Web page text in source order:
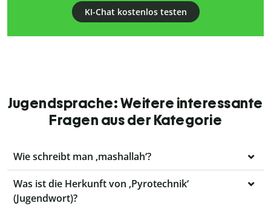
KI-Chat kostenlos testen
Jugendsprache: Weitere interessante
Fragen aus der Kategorie
Wie schreibt man ‚mashallah‘?
Was ist die Herkunft von ‚Pyrotechnik‘
(Jugendwort)?